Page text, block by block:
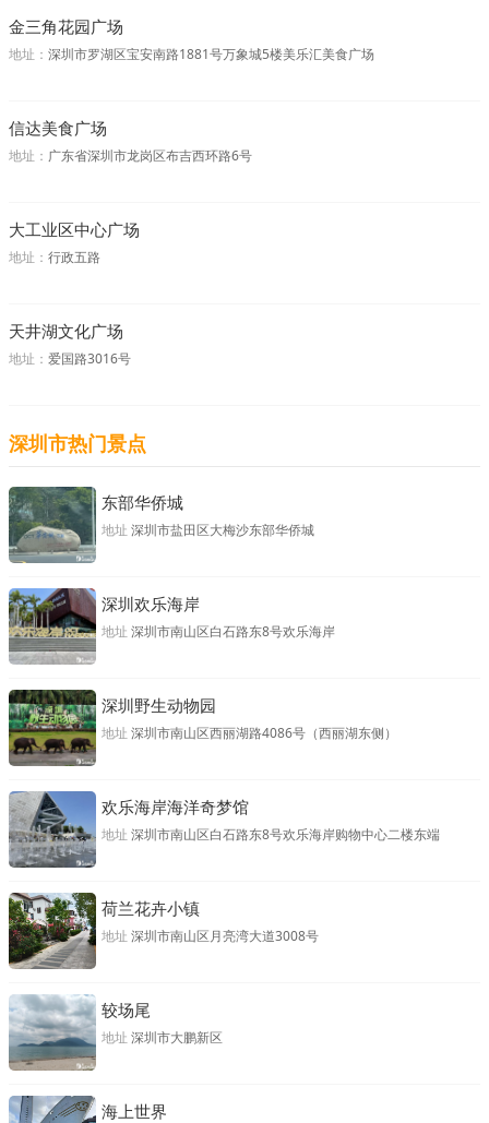
金三角花园广场
地址： 深圳市罗湖区宝安南路1881号万象城5楼美乐汇美食广场
信达美食广场
地址： 广东省深圳市龙岗区布吉西环路6号
大工业区中心广场
地址： 行政五路
天井湖文化广场
地址： 爱国路3016号
深圳市热门景点
东部华侨城
地址 深圳市盐田区大梅沙东部华侨城
深圳欢乐海岸
地址 深圳市南山区白石路东8号欢乐海岸
深圳野生动物园
地址 深圳市南山区西丽湖路4086号（西丽湖东侧）
欢乐海岸海洋奇梦馆
地址 深圳市南山区白石路东8号欢乐海岸购物中心二楼东端
荷兰花卉小镇
地址 深圳市南山区月亮湾大道3008号
较场尾
地址 深圳市大鹏新区
海上世界